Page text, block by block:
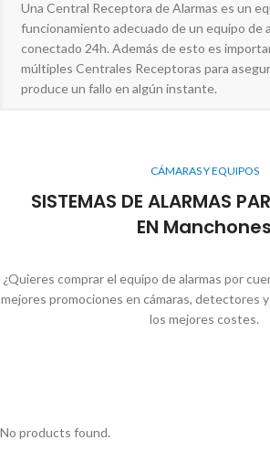
Una Central Receptora de Alarmas es un
funcionamiento adecuado de un equipo de
conectado 24h. Además de esto es
múltiples Centrales Receptoras para
produce un fallo en algún instante.
CÁMARAS Y EQUIPOS
SISTEMAS DE ALARMAS
EN Manchones
¿Quieres comprar el equipo de alarmas por
mejores promociones en cámaras, detectores
los mejores costes.
No products found.